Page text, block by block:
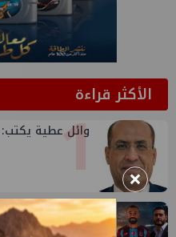
الأكثر قراءة1
وائل عطية يكتب:
حديث الجمعة:
×